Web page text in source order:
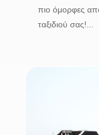
πιο όμορφες
ταξιδιού σας!...